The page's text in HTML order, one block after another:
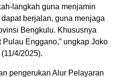
langkah guna menjamin
berjalan, guna menjaga
Bengkulu. Khususnya
Enggano,” ungkap Joko
4/2025).
pengerukan Alur Pelayaran